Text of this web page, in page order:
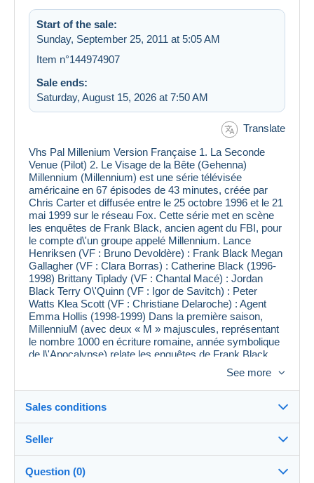
Start of the sale:
Sunday, September 25, 2011 at 5:05 AM
Item n°144974907
Sale ends:
Saturday, August 15, 2026 at 7:50 AM
Translate
Vhs Pal Millenium Version Française 1. La Seconde
Venue (Pilot) 2. Le Visage de la Bête (Gehenna)
Millennium (Millennium) est une série télévisée
américaine en 67 épisodes de 43 minutes, créée par
Chris Carter et diffusée entre le 25 octobre 1996 et le 21
mai 1999 sur le réseau Fox. Cette série met en scène
les enquêtes de Frank Black, ancien agent du FBI, pour
le compte d\'un groupe appelé Millennium. Lance
Henriksen (VF : Bruno Devoldère) : Frank Black Megan
Gallagher (VF : Clara Borras) : Catherine Black (1996-
1998) Brittany Tiplady (VF : Chantal Macé) : Jordan
Black Terry O\'Quinn (VF : Igor de Savitch) : Peter
Watts Klea Scott (VF : Christiane Delaroche) : Agent
Emma Hollis (1998-1999) Dans la première saison,
MillenniuM (avec deux « M » majuscules, représentant
le nombre 1000 en écriture romaine, année symbolique
de l\'Apocalypse) relate les enquêtes de Frank Black,
ancien criminologue du FBI désormais retraité. Black
est affublé d\'une caractéristique étrange qu\'il appelle sa
« malédiction » (voir épisode : la malédiction de Frank
Black). En présence d\'un lieu du crime, il a des visions
Installé à Seattle avec sa femme Catherine et sa fille
Jordan dans une paisible maison jaune, Frank Black
continue néanmoins ses enquêtes en tant que
consultant auprès du groupe MillenniuM, spécialisé
See more
Sales conditions
Destination:
See the list of countries
Seller
Question (0)